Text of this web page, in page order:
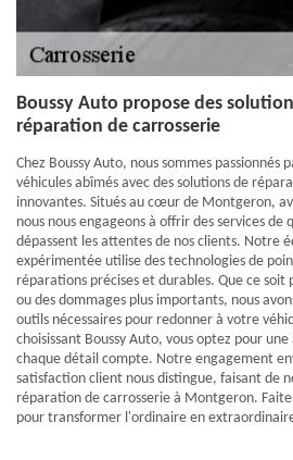
Boussy Auto propose des
réparation de carrosserie
Chez Boussy Auto, nous sommes
véhicules abîmés avec des solutions de
innovantes. Situés au cœur de Montgeron,
nous nous engageons à offrir des services de
dépassent les attentes de nos clients. Notre
expérimentée utilise des technologies de
réparations précises et durables. Que ce soit
ou des dommages plus importants, nous
outils nécessaires pour redonner à votre
choisissant Boussy Auto, vous optez pour
chaque détail compte. Notre engagement
satisfaction client nous distingue, faisant de
réparation de carrosserie à Montgeron.
pour transformer l'ordinaire en